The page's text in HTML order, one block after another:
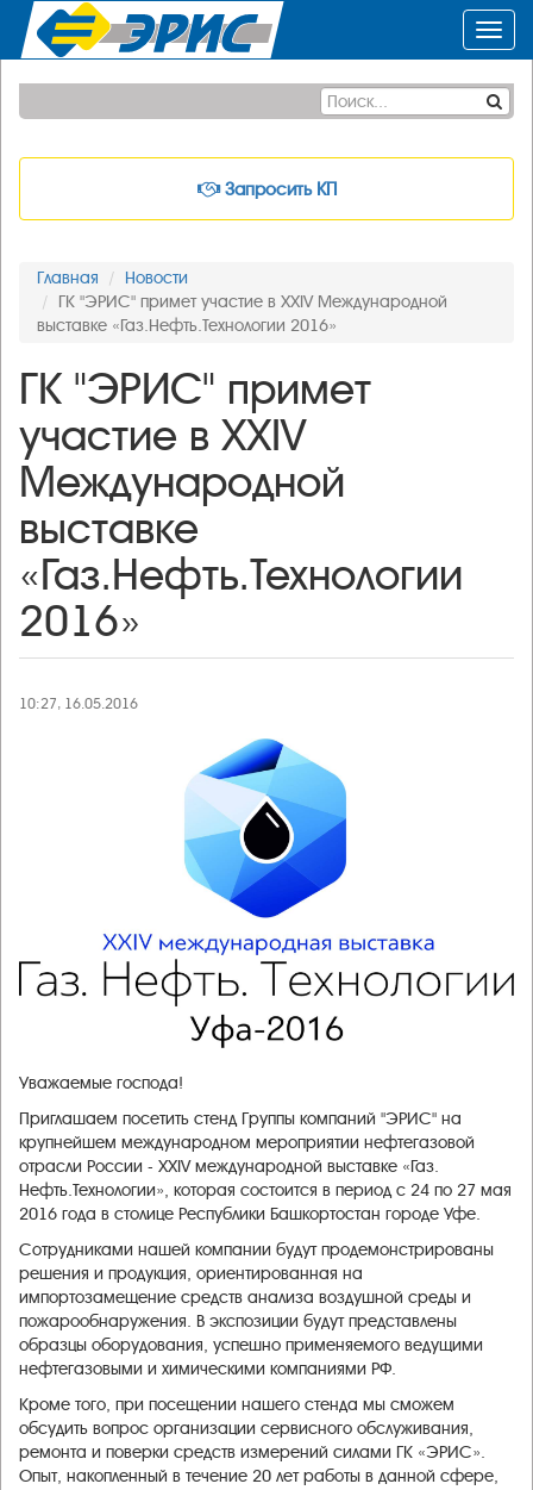
Запросить КП
Главная
Новости
ГК "ЭРИС" примет участие в XXIV Международной
выставке «Газ.Нефть.Технологии 2016»
ГК "ЭРИС" примет
участие в XXIV
Международной
выставке
«Газ.Нефть.Технологии
2016»
10:27, 16.05.2016
Уважаемые господа!
Приглашаем посетить стенд Группы компаний "ЭРИС" на
крупнейшем международном мероприятии нефтегазовой
отрасли России - XXIV международной выставке «Газ.
Нефть.Технологии», которая состоится в период с 24 по 27 мая
2016 года в столице Республики Башкортостан городе Уфе.
Сотрудниками нашей компании будут продемонстрированы
решения и продукция, ориентированная на
импортозамещение средств анализа воздушной среды и
пожарообнаружения. В экспозиции будут представлены
образцы оборудования, успешно применяемого ведущими
нефтегазовыми и химическими компаниями РФ.
Кроме того, при посещении нашего стенда мы сможем
обсудить вопрос организации сервисного обслуживания,
ремонта и поверки средств измерений силами ГК «ЭРИС».
Опыт, накопленный в течение 20 лет работы в данной сфере,